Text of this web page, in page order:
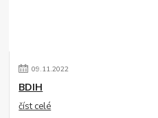
09.11.2022
BDIH
číst celé